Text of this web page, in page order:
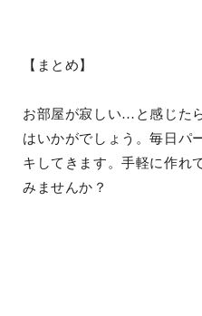
【まとめ】
お部屋が寂しい…と感じた
はいかがでしょう。毎日パ
キしてきます。手軽に作れ
みませんか？